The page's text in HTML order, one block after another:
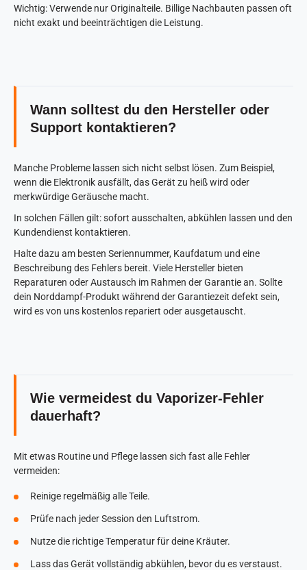
Wichtig: Verwende nur Originalteile. Billige Nachbauten passen oft
nicht exakt und beeinträchtigen die Leistung.
Wann solltest du den Hersteller oder
Support kontaktieren?
Manche Probleme lassen sich nicht selbst lösen. Zum Beispiel,
wenn die Elektronik ausfällt, das Gerät zu heiß wird oder
merkwürdige Geräusche macht.
In solchen Fällen gilt: sofort ausschalten, abkühlen lassen und den
Kundendienst kontaktieren.
Halte dazu am besten Seriennummer, Kaufdatum und eine
Beschreibung des Fehlers bereit. Viele Hersteller bieten
Reparaturen oder Austausch im Rahmen der Garantie an. Sollte
dein Norddampf-Produkt während der Garantiezeit defekt sein,
wird es von uns kostenlos repariert oder ausgetauscht.
Wie vermeidest du Vaporizer-Fehler
dauerhaft?
Mit etwas Routine und Pflege lassen sich fast alle Fehler
vermeiden:
Reinige regelmäßig alle Teile.
Prüfe nach jeder Session den Luftstrom.
Nutze die richtige Temperatur für deine Kräuter.
Lass das Gerät vollständig abkühlen, bevor du es verstaust.